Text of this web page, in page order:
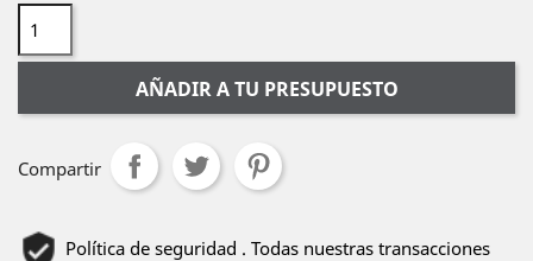
AÑADIR A TU PRESUPUESTO
Compartir
Política de seguridad . Todas nuestras transacciones